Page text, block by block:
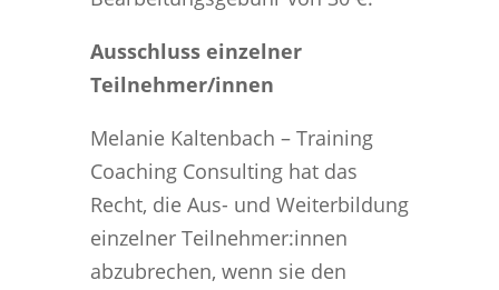
Ausschluss einzelner
Teilnehmer/innen
Melanie Kaltenbach – Training
Coaching Consulting hat das
Recht, die Aus- und Weiterbildung
einzelner Teilnehmer:innen
abzubrechen, wenn sie den